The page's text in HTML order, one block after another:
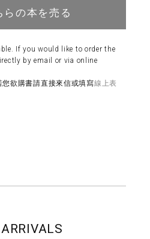
らの本を売る
If you would like to order the
by email or via online
欲購書請直接來信或填寫線上表